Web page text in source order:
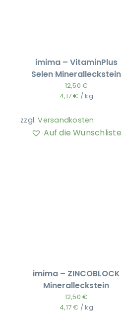
imima – VitaminPlus
Selen Mineralleckstein
12,50€
4,17€ /kg
zzgl.Versandkosten
Auf die Wunschliste
imima – ZINCOBLOCK
Mineralleckstein
12,50€
4,17€ /kg